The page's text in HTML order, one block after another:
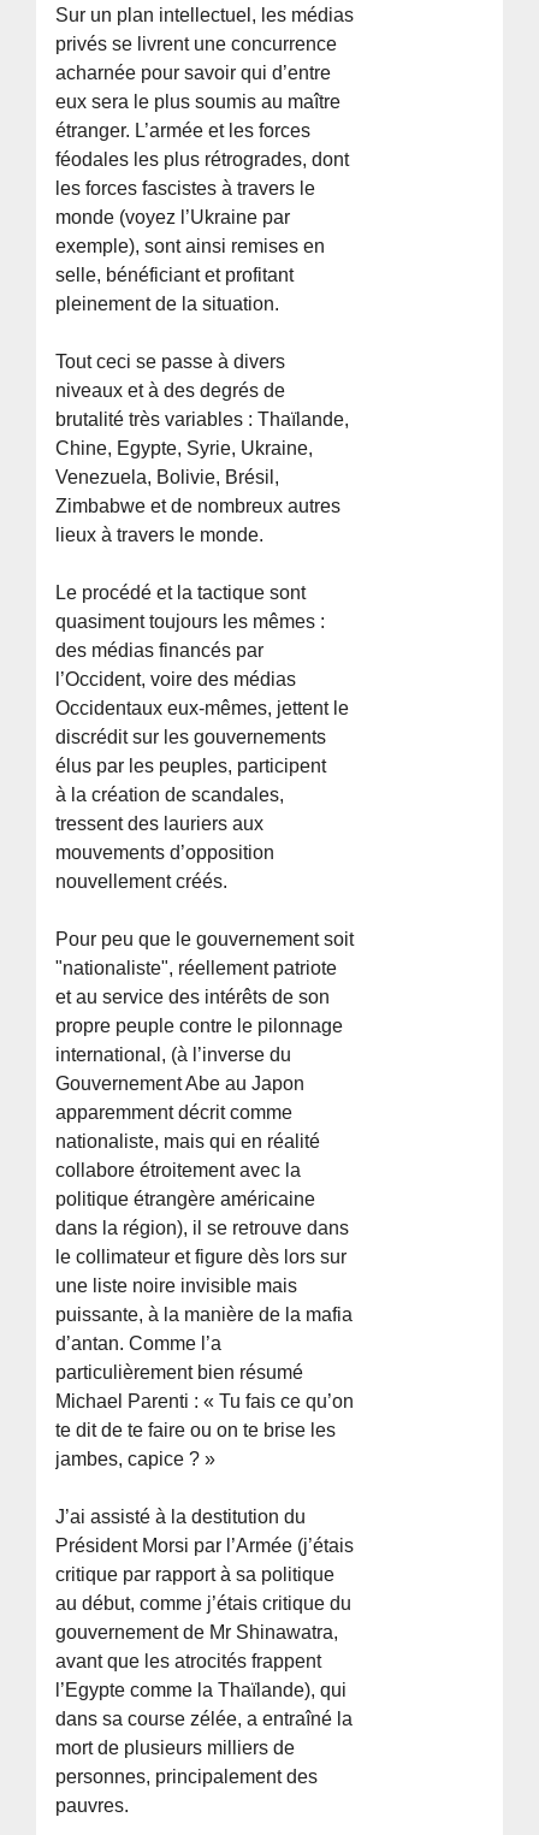
Sur un plan intellectuel, les médias
privés se livrent une concurrence
acharnée pour savoir qui d’entre
eux sera le plus soumis au maître
étranger. L’armée et les forces
féodales les plus rétrogrades, dont
les forces fascistes à travers le
monde (voyez l’Ukraine par
exemple), sont ainsi remises en
selle, bénéficiant et profitant
pleinement de la situation.
Tout ceci se passe à divers
niveaux et à des degrés de
brutalité très variables : Thaïlande,
Chine, Egypte, Syrie, Ukraine,
Venezuela, Bolivie, Brésil,
Zimbabwe et de nombreux autres
lieux à travers le monde.
Le procédé et la tactique sont
quasiment toujours les mêmes :
des médias financés par
l’Occident, voire des médias
Occidentaux eux-mêmes, jettent le
discrédit sur les gouvernements
élus par les peuples, participent
à la création de scandales,
tressent des lauriers aux
mouvements d’opposition
nouvellement créés.
Pour peu que le gouvernement soit
"nationaliste", réellement patriote
et au service des intérêts de son
propre peuple contre le pilonnage
international, (à l’inverse du
Gouvernement Abe au Japon
apparemment décrit comme
nationaliste, mais qui en réalité
collabore étroitement avec la
politique étrangère américaine
dans la région), il se retrouve dans
le collimateur et figure dès lors sur
une liste noire invisible mais
puissante, à la manière de la mafia
d’antan. Comme l’a
particulièrement bien résumé
Michael Parenti : « Tu fais ce qu’on
te dit de te faire ou on te brise les
jambes, capice ? »
J’ai assisté à la destitution du
Président Morsi par l’Armée (j’étais
critique par rapport à sa politique
au début, comme j’étais critique du
gouvernement de Mr Shinawatra,
avant que les atrocités frappent
l’Egypte comme la Thaïlande), qui
dans sa course zélée, a entraîné la
mort de plusieurs milliers de
personnes, principalement des
pauvres.